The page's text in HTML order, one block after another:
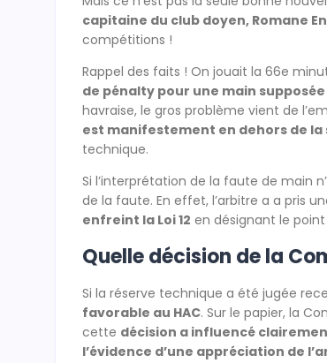
capitaine du club doyen, Romane
compétitions !
Rappel des faits ! On jouait la 66e
de pénalty pour une main supposée
havraise, le gros problème vient de
est manifestement en dehors de la
technique.
Si l’interprétation de la faute de main
de la faute. En effet, l’arbitre a a pris
enfreint la Loi 12 en désignant le
Quelle décision de la
Si la réserve technique a été jugée
favorable au HAC. Sur le papier, la
cette décision a influencé
l’évidence d’une appréciation de